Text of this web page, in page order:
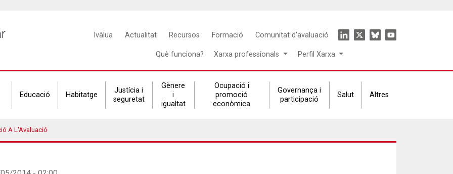
Main
navigation
Ivàlua Actualitat Recursos Formació Comunitat d'avaluació
Icon
menu
Què funciona? Xarxa professionals Perfil Xarxa
Educació Habitatge
Justícia i
seguretat
Gènere
i
igualtat
Ocupació i
promoció
econòmica
Governança i
participació
Salut Altres
A L'Avaluació